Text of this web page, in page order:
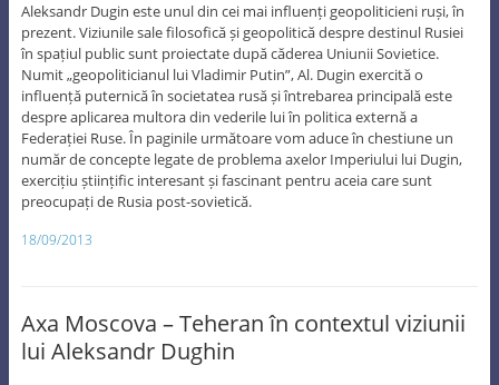
Aleksandr Dugin este unul din cei mai influenți geopoliticieni ruși, în
prezent. Viziunile sale filosofică și geopolitică despre destinul Rusiei
în spațiul public sunt proiectate după căderea Uniunii Sovietice.
Numit „geopoliticianul lui Vladimir Putin”, Al. Dugin exercită o
influență puternică în societatea rusă și întrebarea principală este
despre aplicarea multora din vederile lui în politica externă a
Federației Ruse. În paginile următoare vom aduce în chestiune un
număr de concepte legate de problema axelor Imperiului lui Dugin,
exercițiu științific interesant și fascinant pentru aceia care sunt
preocupați de Rusia post-sovietică.
18/09/2013
Axa Moscova – Teheran în contextul viziunii
lui Aleksandr Dughin